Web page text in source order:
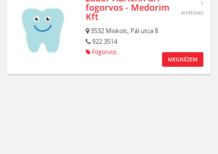
fogorvos - Medorim
Kft
3532 Miskolc, Pál utca 8
922 3514
Fogorvos
1
értékelés
MEGNÉZEM